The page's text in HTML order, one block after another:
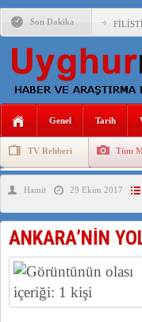
Son Dakika
150
Genel Tarih
TV Rehberi Tüm
Uygurlarda Düğün ve Cenaze
Hamit 29 Ekim 2017
ANKARA’NİN